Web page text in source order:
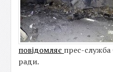
повідомляє прес-служба
ради.